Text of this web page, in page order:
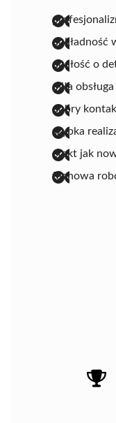
dokładność
dbałość o
miła obsługa
dobry
szybka
efekt jak
fachowa